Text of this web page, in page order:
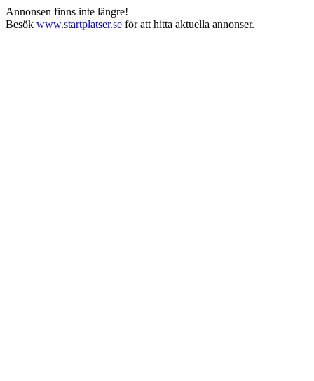
Annonsen finns inte längre!
Besök www.startplatser.se för att hitta aktuella annonser.